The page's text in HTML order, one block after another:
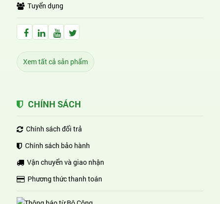
Tuyển dụng
Facebook Huỳnh Gia Alpha
LinkedIn Huỳnh Gia Alpha
YouTube Huỳnh Gia Alpha
Twitter Huỳnh Gia Alpha
Xem tất cả sản phẩm
CHÍNH SÁCH
Chính sách đổi trả
Chính sách bảo hành
Vận chuyển và giao nhận
Phương thức thanh toán